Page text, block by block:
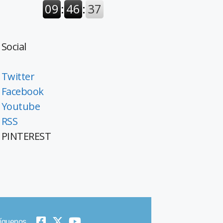
Social
Twitter
Facebook
Youtube
RSS
PINTEREST